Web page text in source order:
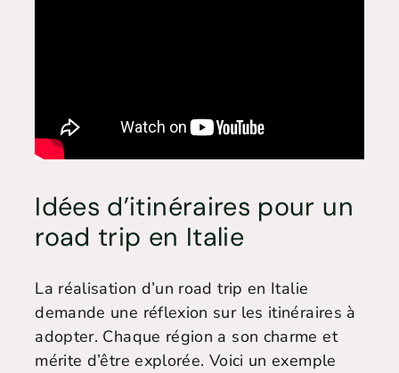
Idées d’itinéraires pour un
road trip en Italie
La réalisation d’un road trip en Italie
demande une réflexion sur les itinéraires à
adopter. Chaque région a son charme et
mérite d’être explorée. Voici un exemple